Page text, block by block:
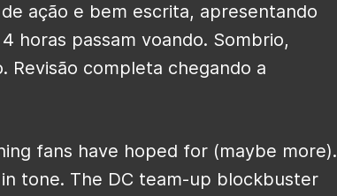
ação e bem escrita, apresentando
horas passam voando. Sombrio,
Revisão completa chegando a
fans have hoped for (maybe more).
in tone. The DC team-up blockbuster